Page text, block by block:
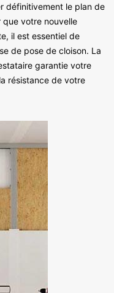
définitivement le plan de
que votre nouvelle
il est essentiel de
de pose de cloison. La
garantie votre
résistance de votre